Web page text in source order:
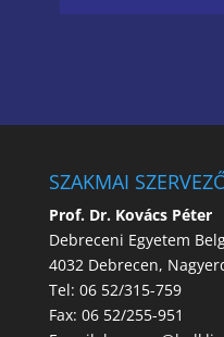
SZAKMAI
Prof. Dr. Kovács Péter
Debreceni Egyetem
4032 Debrecen,
Tel: 06 52/315-759
Fax: 06 52/255-951